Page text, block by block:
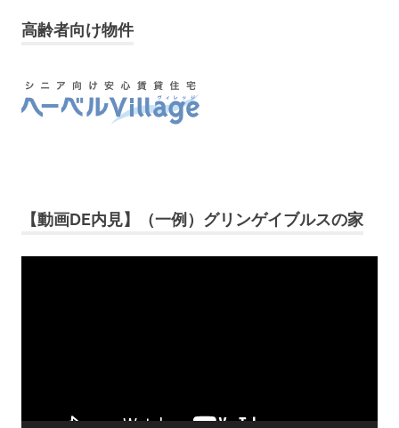
高齢者向け物件
【動画DE内見】（一例）グリンゲイブルスの家